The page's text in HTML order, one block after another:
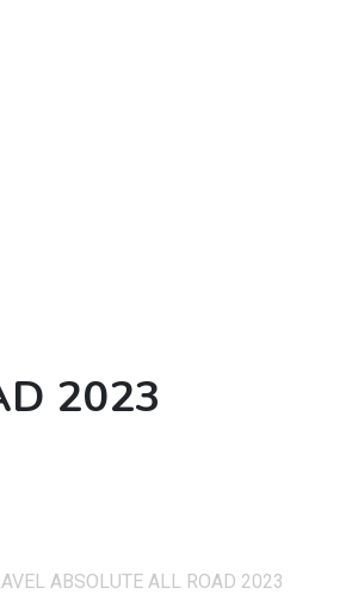
2023
ABSOLUTE ALL ROAD 2023